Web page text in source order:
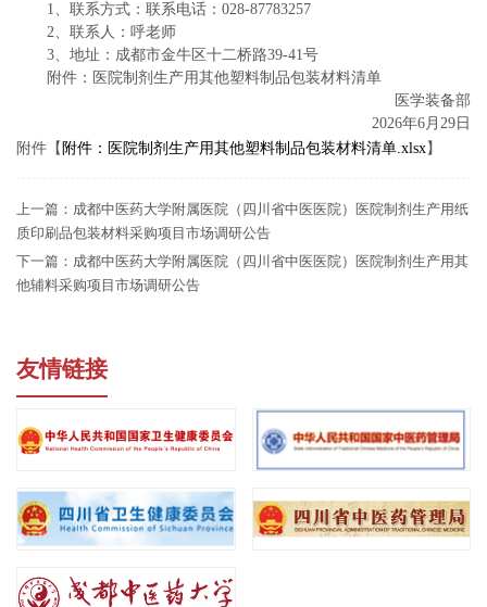
1、联系方式：联系电话：028-87783257
2、联系人：呼老师
3、地址：成都市金牛区十二桥路39-41号
附件：医院制剂生产用其他塑料制品包装材料清单
医学装备部
2026年6月29日
附件【 附件：医院制剂生产用其他塑料制品包装材料清单.xlsx】
上一篇： 成都中医药大学附属医院（四川省中医医院）医院制剂生产用纸
质印刷品包装材料采购项目市场调研公告
下一篇： 成都中医药大学附属医院（四川省中医医院）医院制剂生产用其
他辅料采购项目市场调研公告
友情链接